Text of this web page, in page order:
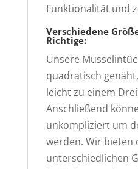
Funktionalität und
Verschiedene
Richtige:
Unsere
quadratisch
leicht zu einem
Anschließend
unkompliziert um
werden. Wir bieten
unterschiedlichen